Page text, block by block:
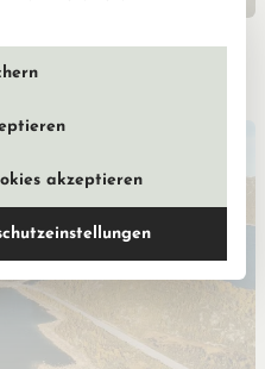
bis Sterne-
akzeptieren